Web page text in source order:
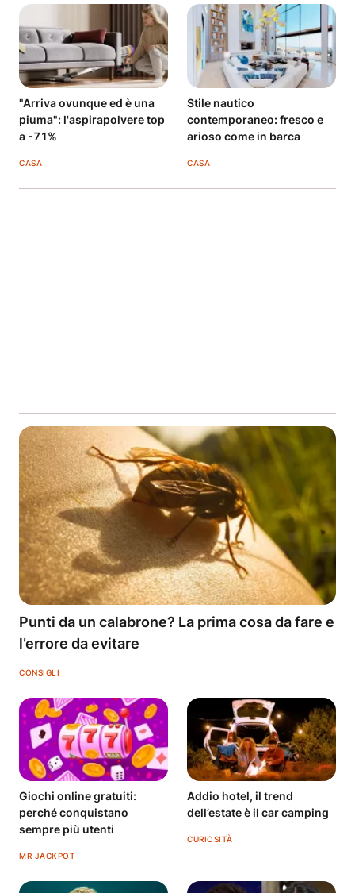
"Arriva ovunque ed è una
piuma": l'aspirapolvere top
a -71%
CASA
Stile nautico
contemporaneo: fresco e
arioso come in barca
CASA
Punti da un calabrone? La prima cosa da fare e
l’errore da evitare
CONSIGLI
Giochi online gratuiti:
perché conquistano
sempre più utenti
MR JACKPOT
Addio hotel, il trend
dell’estate è il car camping
CURIOSITÀ